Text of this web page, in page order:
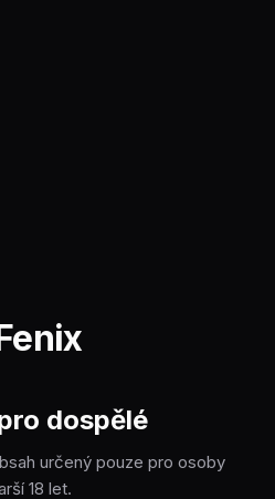
dospělé
určený pouze pro osoby
18 let.